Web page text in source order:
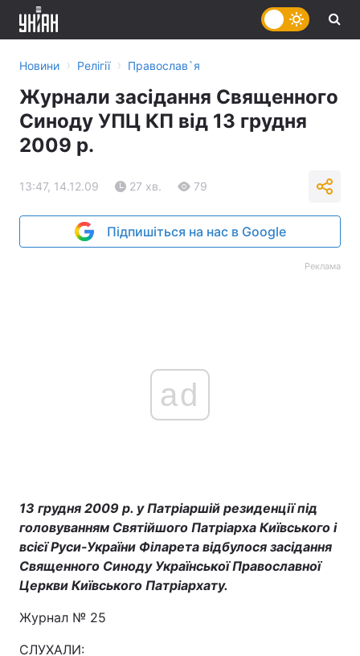
Новини › Релігії › Православ`я
Журнали засідання Священного
Синоду УПЦ КП від 13 грудня
2009 р.
13:47, 14.12.09 27 хв. 79
Підпишіться на нас в Google
Реклама
ad
13 грудня 2009 р. у Патріаршій резиденції під
головуванням Святійшого Патріарха Київського і
всієї Руси-України Філарета відбулося засідання
Священного Синоду Української Православної
Церкви Київського Патріархату.
Журнал № 25
СЛУХАЛИ: